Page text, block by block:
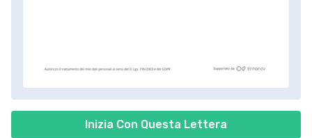
Inizia Con Questa Lettera